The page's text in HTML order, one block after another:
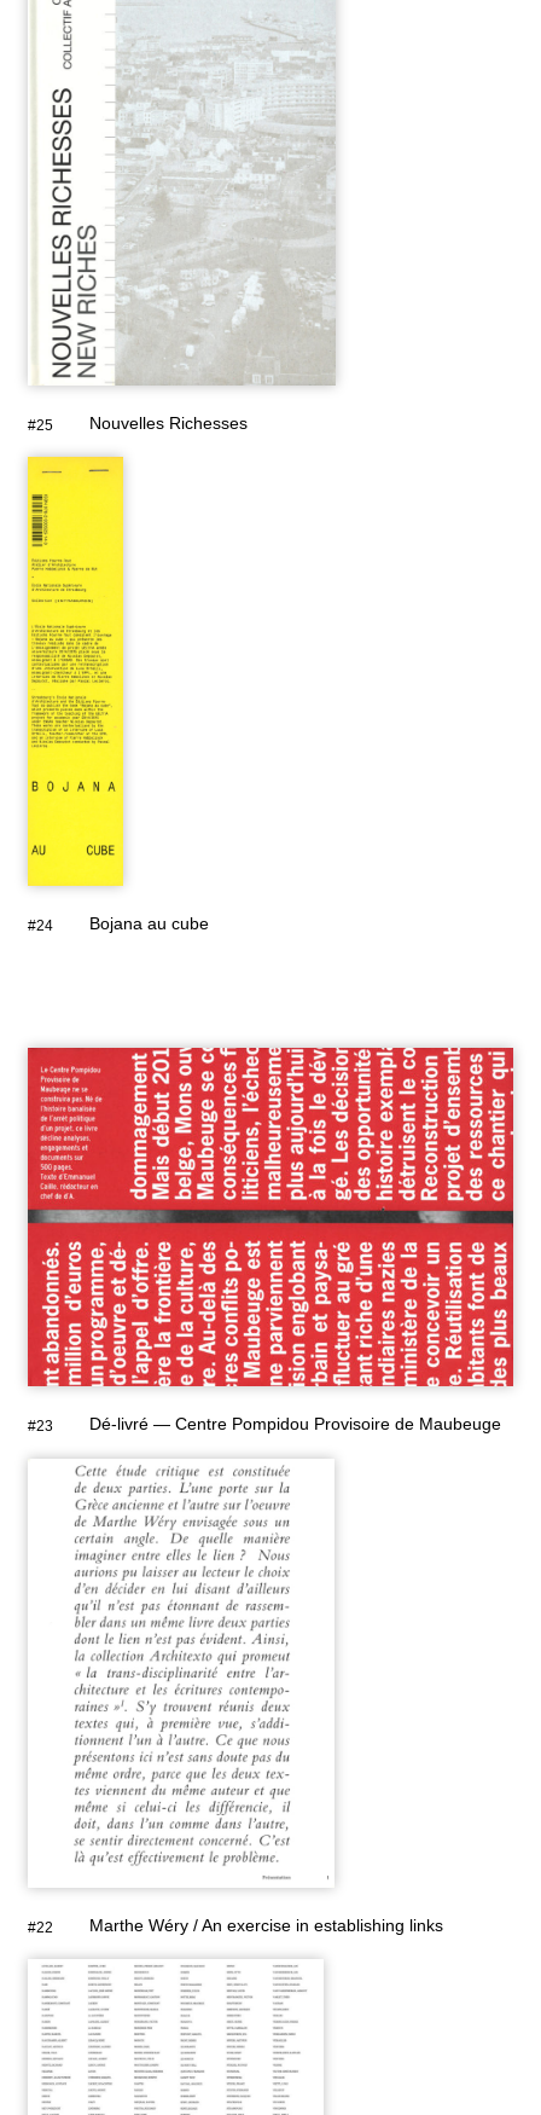
#25 Nouvelles Richesses
#24 Bojana au cube
#23 Dé-livré — Centre Pompidou Provisoire de Maubeuge
#22 Marthe Wéry / An exercise in establishing links